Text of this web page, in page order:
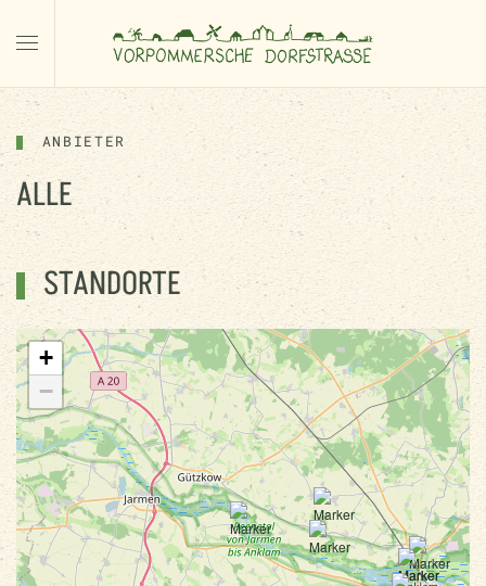
ANBIETER
ALLE
STANDORTE
+
−